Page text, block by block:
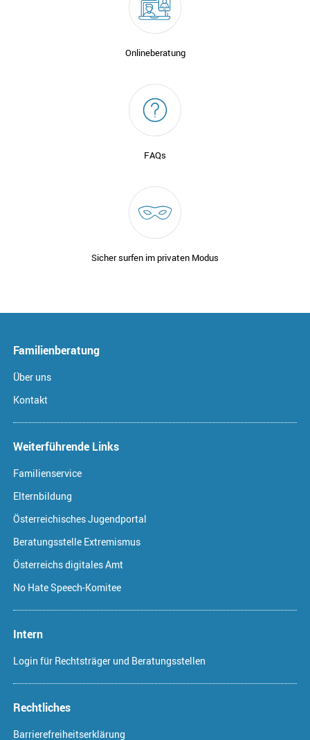
Onlineberatung
FAQs
Sicher surfen im privaten Modus
Familienberatung
Über uns
Kontakt
Weiterführende Links
Familienservice
Elternbildung
Österreichisches Jugendportal
Beratungsstelle Extremismus
Österreichs digitales Amt
No Hate Speech-Komitee
Intern
Login für Rechtsträger und Beratungsstellen
Rechtliches
Barrierefreiheitserklärung